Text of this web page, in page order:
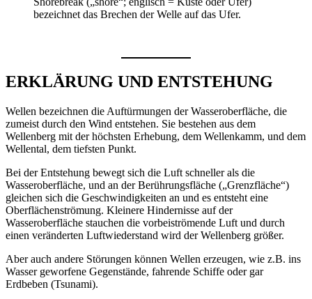
bezeichnet das Brechen der Welle auf das Ufer.
ERKLÄRUNG UND ENTSTEHUNG
Wellen bezeichnen die Auftürmungen der Wasseroberfläche, die
zumeist durch den Wind entstehen. Sie bestehen aus dem
Wellenberg mit der höchsten Erhebung, dem Wellenkamm, und dem
Wellental, dem tiefsten Punkt.
Bei der Entstehung bewegt sich die Luft schneller als die
Wasseroberfläche, und an der Berührungsfläche („Grenzfläche“)
gleichen sich die Geschwindigkeiten an und es entsteht eine
Oberflächenströmung. Kleinere Hindernisse auf der
Wasseroberfläche stauchen die vorbeiströmende Luft und durch
einen veränderten Luftwiederstand wird der Wellenberg größer.
Aber auch andere Störungen können Wellen erzeugen, wie z.B. ins
Wasser geworfene Gegenstände, fahrende Schiffe oder gar
Erdbeben (Tsunami).